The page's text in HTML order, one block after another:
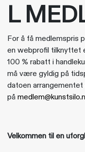
L
For å få medlemspris
en webprofil tilknyttet
100 % rabatt i
må være gyldig på
datoen
på
Velkommen til en